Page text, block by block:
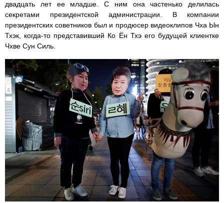
двадцать лет ее младше. С ним она частенько делилась
секретами президентской администрации. В компании
президентских советников был и продюсер видеоклипов Чха Ын
Тхэк, когда-то представивший Ко Ён Тхэ его будущей клиентке
Чхве Сун Силь.